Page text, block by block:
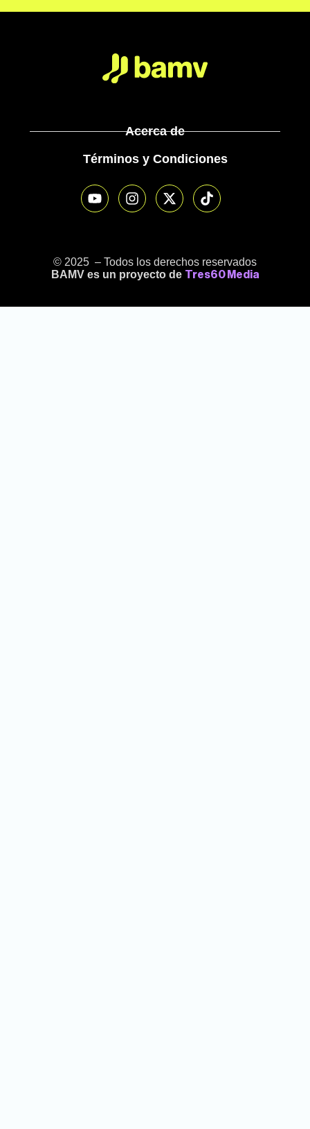
Acerca de
Términos y Condiciones
© 2025 – Todos los derechos reservados
BAMV es un proyecto de Tres60 Media